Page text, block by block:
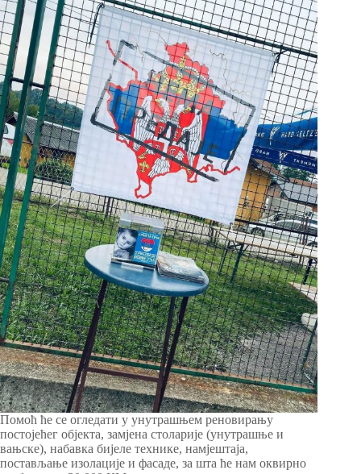
Помоћ ће се огледати у унутрашњем реновирању
постојећег објекта, замјена столарије (унутрашње и
вањске), набавка бијеле технике, намјештаја,
постављање изолације и фасаде, за шта ће нам оквирно